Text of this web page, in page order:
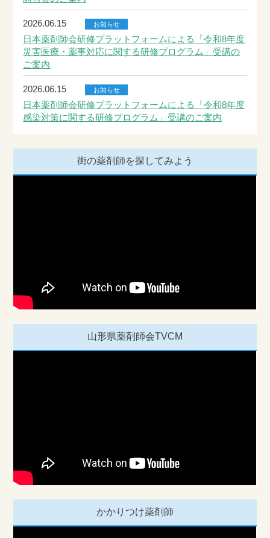
街の薬剤師を探してみよう
山形県薬剤師会TVCM
かかりつけ薬剤師
2026.06.15 お知らせ
日本薬剤師会研修プラットフォームによる「令和8年度
災害医療・薬事対応に関する研修プログラム」受講の
ご案内
2026.06.15 お知らせ
日本薬剤師会研修プラットフォームによる「令和8年度
感染対策に関する研修プログラム」受講のご案内